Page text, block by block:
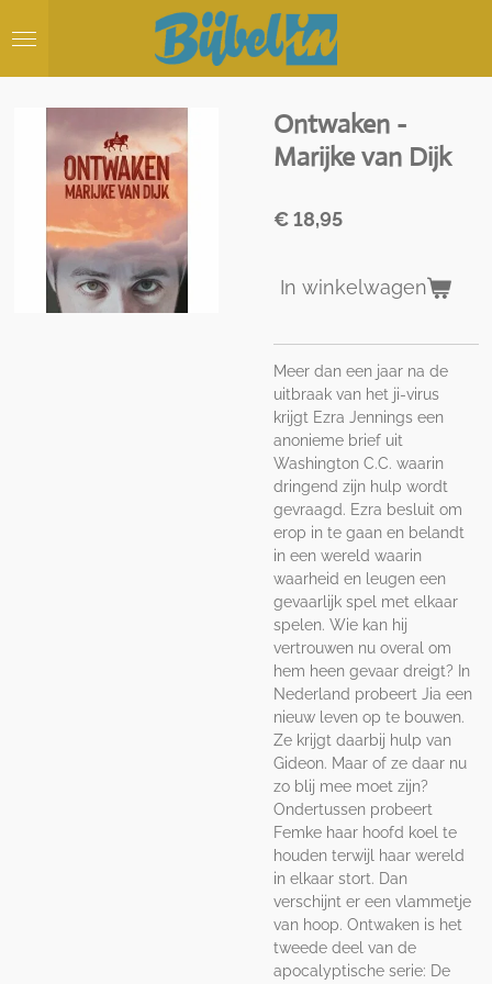
direct
hoofdinhoud
Ontwaken -
Marijke van Dijk
€ 18,95
In winkelwagen
Meer dan een jaar na de
uitbraak van het ji-virus
krijgt Ezra Jennings een
anonieme brief uit
Washington C.C. waarin
dringend zijn hulp wordt
gevraagd. Ezra besluit om
erop in te gaan en belandt
in een wereld waarin
waarheid en leugen een
gevaarlijk spel met elkaar
spelen. Wie kan hij
vertrouwen nu overal om
hem heen gevaar dreigt? In
Nederland probeert Jia een
nieuw leven op te bouwen.
Ze krijgt daarbij hulp van
Gideon. Maar of ze daar nu
zo blij mee moet zijn?
Ondertussen probeert
Femke haar hoofd koel te
houden terwijl haar wereld
in elkaar stort. Dan
verschijnt er een vlammetje
van hoop. Ontwaken is het
tweede deel van de
apocalyptische serie: De